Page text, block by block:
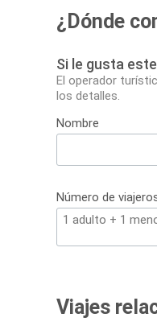
¿Dónde
Si le gusta
El operador
los detalles.
Nombre
Número de
Viajes